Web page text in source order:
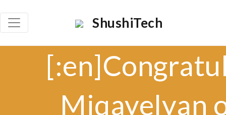
ShushiTech
Miqayelyan